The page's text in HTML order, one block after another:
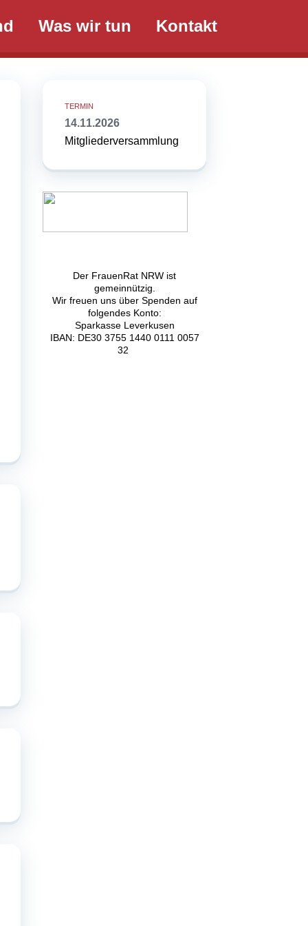
Was wir tun Kontakt
14.11.2026
Mitgliederversammlung
Der FrauenRat NRW ist
gemeinnützig.
Wir freuen uns über Spenden auf
folgendes Konto:
Sparkasse Leverkusen
IBAN: DE30 3755 1440 0111 0057
32